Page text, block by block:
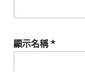
顯示名稱*